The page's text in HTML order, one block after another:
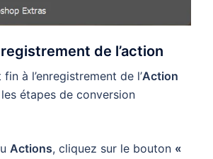
de l’action
fin à l’enregistrement de l’Action
étapes de conversion
Actions, cliquez sur le bouton «